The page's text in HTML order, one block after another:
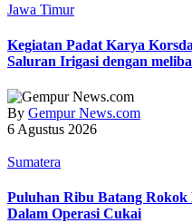
Jawa Timur
Kegiatan Padat Karya
Saluran Irigasi dengan
By Gempur News.com
6 Agustus 2026
Sumatera
Puluhan Ribu Batang
Dalam Operasi Cukai